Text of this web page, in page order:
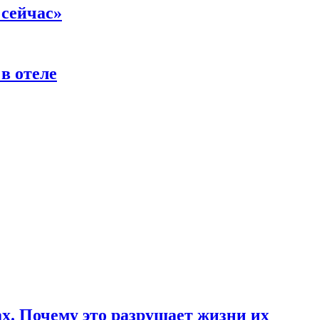
отеле
Почему это разрушает жизни их